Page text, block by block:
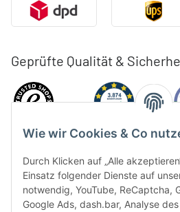
Wie wir Cookies & Co
Durch Klicken auf „Alle
Einsatz folgender Dienste auf
notwendig, YouTube, ReCaptcha,
Google Ads, dash.bar, Analyse
Geprüfte Qualität &